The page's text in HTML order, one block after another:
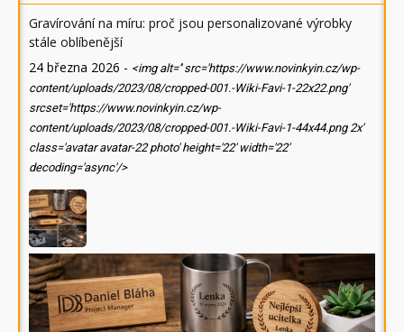
Gravírování na míru: proč jsou personalizované výrobky
stále oblíbenější
24 března 2026 - <img alt='' src='https://www.novinkyin.cz/wp-
content/uploads/2023/08/cropped-001.-Wiki-Favi-1-22x22.png'
srcset='https://www.novinkyin.cz/wp-
content/uploads/2023/08/cropped-001.-Wiki-Favi-1-44x44.png 2x'
class='avatar avatar-22 photo' height='22' width='22'
decoding='async'/>